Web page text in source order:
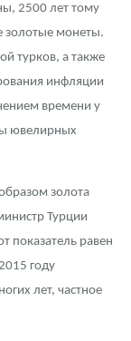
2500 лет тому
золотые монеты.
турков, а также
инфляции
времени у
ювелирных
золота
Турции
показатель равен
году
лет, частное